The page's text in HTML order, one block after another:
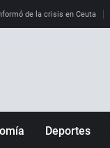
de la crisis en Ceuta
Deportes